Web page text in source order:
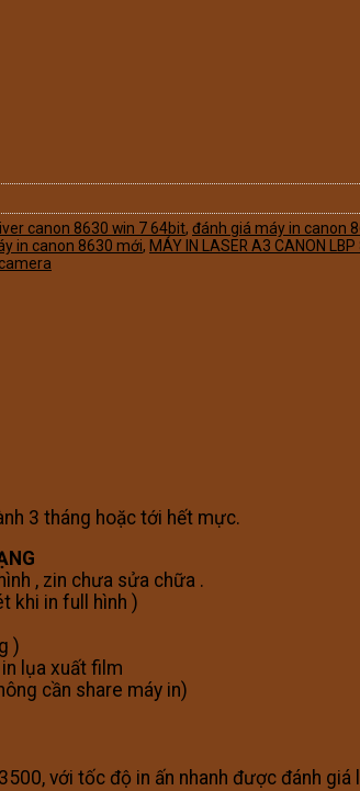
canon 8630 win 7 64bit, đánh giá máy in canon
in canon 8630 mới, MÁY IN LASER A3 CANON
3 tháng hoặc tới hết mực.
, zin chưa sửa chữa .
khi in full hình )
)
lụa xuất film
cần share máy in)
với tốc độ in ấn nhanh được đánh